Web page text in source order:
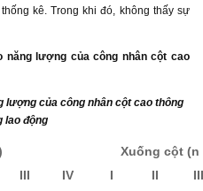
kê. Trong khi đó, không thấy sự
năng lượng của công nhân cột cao
lượng của công nhân cột cao thông
lao động
Xuống cột (n
III IV I II III